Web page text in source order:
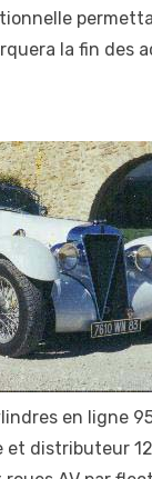
la fin des
en ligne
et distributeur